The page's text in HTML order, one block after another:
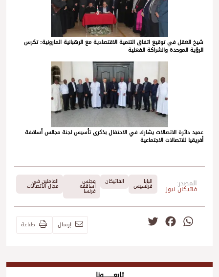
شيخ العقل في توقيع اتفاق التنمية الاقتصادية مع الرهبانية المارونية: تكرس
الرؤية الموحدة والشراكة الفعلية
عميد دائرة الاتصالات يشارك في الاحتفال بذكرى تأسيس لجنة مجالس أساقفة
أفريقيا للاتصالات الاجتماعية
المصدر:
فاتيكان نيوز
البابا
فرنسيس
الفاتيكان مجلس
أساقفة
فرنسا
العاملين في
مجال الاتصالات
WhatsApp
Facebook إرسال طباعة